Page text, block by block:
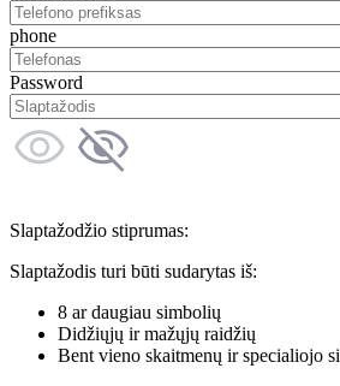
phone
Password
Slaptažodžio stiprumas:
Slaptažodis turi būti sudarytas iš:
8 ar daugiau simbolių
Didžiųjų ir mažųjų raidžių
Bent vieno skaitmenų ir specialiojo